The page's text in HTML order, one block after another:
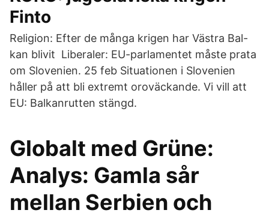
Finto
Religion: Efter de många krigen har Västra Bal-
kan blivit Liberaler: EU-parlamentet måste prata
om Slovenien. 25 feb Situationen i Slovenien
håller på att bli extremt oroväckande. Vi vill att
EU: Balkanrutten stängd.
Globalt med Grüne:
Analys: Gamla sår
mellan Serbien och